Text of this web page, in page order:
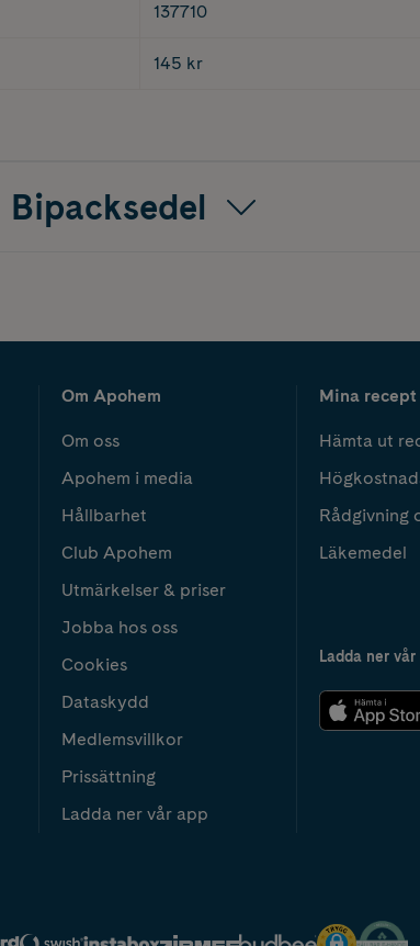
137710
145 kr
Bipacksedel
Om Apohem
Om oss
Apohem i media
Hållbarhet
Club Apohem
Utmärkelser & priser
Jobba hos oss
Cookies
Dataskydd
Medlemsvillkor
Prissättning
Ladda ner vår app
Mina recept
Hämta ut
Rådgivning
Läkemedel
Ladda ner vår